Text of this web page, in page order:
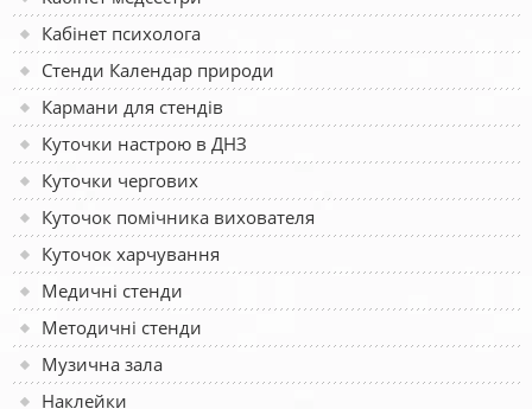
Кабінет психолога
Стенди Календар природи
Кармани для стендів
Куточки настрою в ДНЗ
Куточки чергових
Куточок помічника вихователя
Куточок харчування
Медичні стенди
Методичні стенди
Музична зала
Наклейки